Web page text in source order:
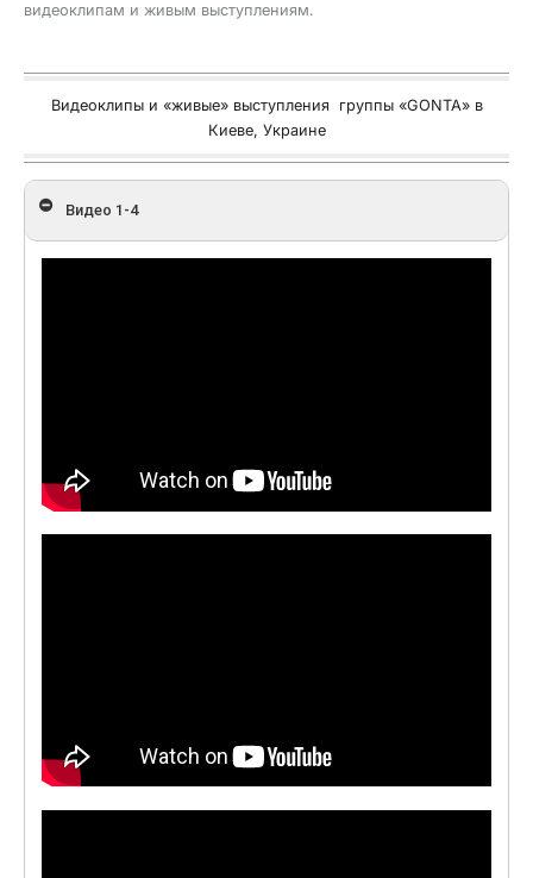
видеоклипам и живым выступлениям.
Видеоклипы и «живые» выступления группы «GONTA» в
Киеве, Украине
Видео 1-4